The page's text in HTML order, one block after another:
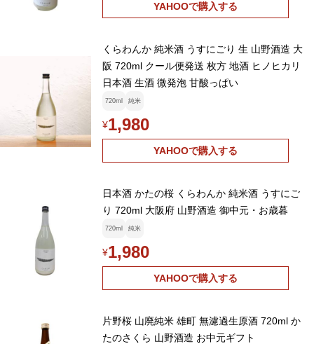
YAHOOで購入する
くらわんか 純米酒 うすにごり 生 山野酒造 大
阪 720ml クール便発送 枚方 地酒 ヒノヒカリ
日本酒 生酒 微発泡 甘酸っぱい
720ml 純米
¥1,980
YAHOOで購入する
日本酒 かたの桜 くらわんか 純米酒 うすにご
り 720ml 大阪府 山野酒造 御中元・お歳暮
720ml 純米
¥1,980
YAHOOで購入する
片野桜 山廃純米 雄町 無濾過生原酒 720ml か
たのさくら 山野酒造 お中元ギフト